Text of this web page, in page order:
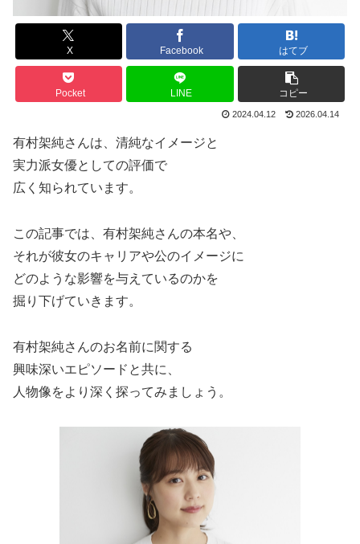
X Facebook はてブ
Pocket LINE コピー
2024.04.12 2026.04.14
有村架純さんは、清純なイメージと
実力派女優としての評価で
広く知られています。
この記事では、有村架純さんの本名や、
それが彼女のキャリアや公のイメージに
どのような影響を与えているのかを
掘り下げていきます。
有村架純さんのお名前に関する
興味深いエピソードと共に、
人物像をより深く探ってみましょう。